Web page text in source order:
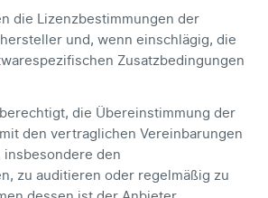
die Lizenzbestimmungen der
und, wenn einschlägig, die
Zusatzbedingungen
die Übereinstimmung der
den vertraglichen Vereinbarungen
den
zu auditieren oder regelmäßig zu